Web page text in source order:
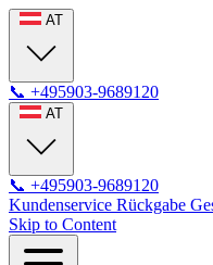
AT
📞 +495903-9689120
AT
📞 +495903-9689120
Kundenservice Rückgabe
Skip to Content